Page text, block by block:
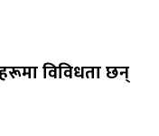
विविधता छन्